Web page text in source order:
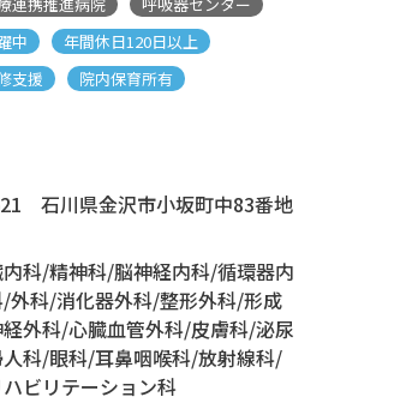
中
年間休日120日以上
支援
院内保育所有
石川県金沢市小坂町中83番地
科/精神科/脳神経内科/循環器内
外科/消化器外科/整形外科/形成
外科/心臓血管外科/皮膚科/泌尿
科/眼科/耳鼻咽喉科/放射線科/
ビリテーション科